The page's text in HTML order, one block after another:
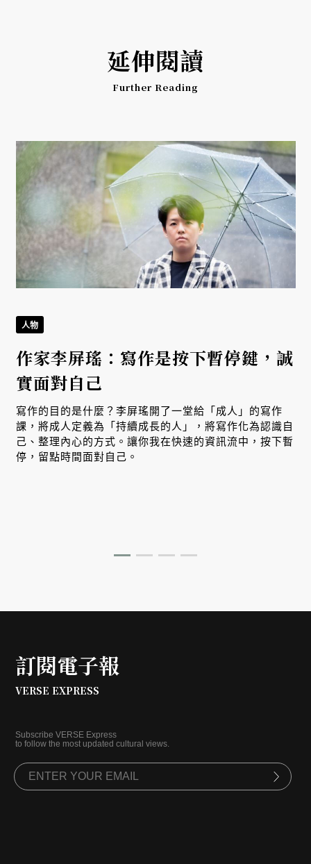
延伸閱讀
Further Reading
人物
作家李屏瑤：寫作是按下暫停鍵，誠
實面對自己
寫作的目的是什麼？李屏瑤開了一堂給「成人」的寫作
課，將成人定義為「持續成長的人」，將寫作化為認識自
己、整理內心的方式。讓你我在快速的資訊流中，按下暫
停，留點時間面對自己。
訂閱電子報
VERSE EXPRESS
Subscribe VERSE Express
to follow the most updated cultural views.